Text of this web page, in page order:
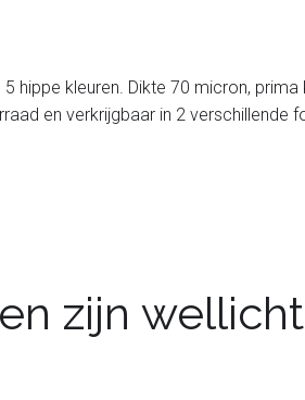
hippe kleuren. Dikte 70 micron,
en verkrijgbaar in 2 verschillende
zijn